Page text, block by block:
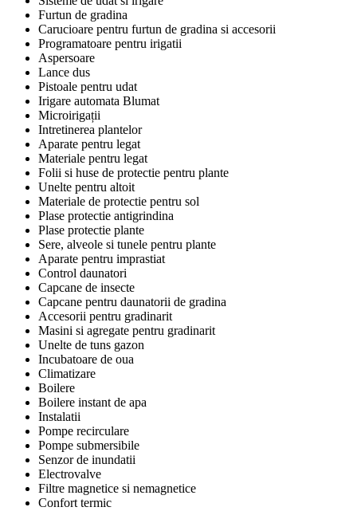
Furtun de gradina
Carucioare pentru furtun de gradina si accesorii
Programatoare pentru irigatii
Aspersoare
Lance dus
Pistoale pentru udat
Irigare automata Blumat
Microirigații
Intretinerea plantelor
Aparate pentru legat
Materiale pentru legat
Folii si huse de protectie pentru plante
Unelte pentru altoit
Materiale de protectie pentru sol
Plase protectie antigrindina
Plase protectie plante
Sere, alveole si tunele pentru plante
Aparate pentru imprastiat
Control daunatori
Capcane de insecte
Capcane pentru daunatorii de gradina
Accesorii pentru gradinarit
Masini si agregate pentru gradinarit
Unelte de tuns gazon
Incubatoare de oua
Climatizare
Boilere
Boilere instant de apa
Instalatii
Pompe recirculare
Pompe submersibile
Senzor de inundatii
Electrovalve
Filtre magnetice si nemagnetice
Confort termic